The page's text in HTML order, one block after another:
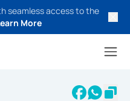
seamless access to the
More